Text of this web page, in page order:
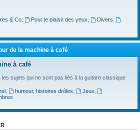
& Co, Pour le plaisir des yeux Divers
de la machine à café
à café
les sujets qui ne sont pas liés à la guitare classique
, humour, histoires drôles Jeux